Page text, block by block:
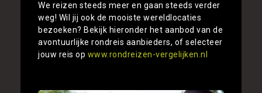
We reizen steeds meer en gaan steeds verder
weg! Wil jij ook de mooiste wereldlocaties
bezoeken? Bekijk hieronder het aanbod van de
avontuurlijke rondreis aanbieders, of selecteer
jouw reis op www.rondreizen-vergelijken.nl